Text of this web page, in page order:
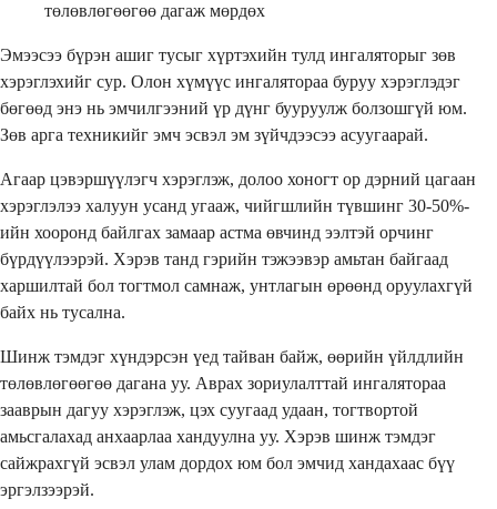
төлөвлөгөөгөө дагаж мөрдөх
Эмээсээ бүрэн ашиг тусыг хүртэхийн тулд ингаляторыг зөв
хэрэглэхийг сур. Олон хүмүүс ингалятораа буруу хэрэглэдэг
бөгөөд энэ нь эмчилгээний үр дүнг бууруулж болзошгүй юм.
Зөв арга техникийг эмч эсвэл эм зүйчдээсээ асуугаарай.
Агаар цэвэршүүлэгч хэрэглэж, долоо хоногт ор дэрний цагаан
хэрэглэлээ халуун усанд угааж, чийгшлийн түвшинг 30-50%-
ийн хооронд байлгах замаар астма өвчинд ээлтэй орчинг
бүрдүүлээрэй. Хэрэв танд гэрийн тэжээвэр амьтан байгаад
харшилтай бол тогтмол самнаж, унтлагын өрөөнд оруулахгүй
байх нь тусална.
Шинж тэмдэг хүндэрсэн үед тайван байж, өөрийн үйлдлийн
төлөвлөгөөгөө дагана уу. Аврах зориулалттай ингалятораа
зааврын дагуу хэрэглэж, цэх суугаад удаан, тогтвортой
амьсгалахад анхаарлаа хандуулна уу. Хэрэв шинж тэмдэг
сайжрахгүй эсвэл улам дордох юм бол эмчид хандахаас бүү
эргэлзээрэй.